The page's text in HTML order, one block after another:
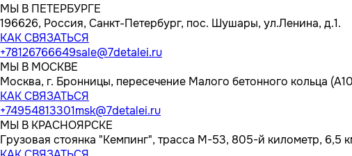
МЫ В ПЕТЕРБУРГЕ
196626, Россия, Санкт-Петербург, пос. Шушары, ул.Ленина, д.1.
КАК СВЯЗАТЬСЯ
+78126766649sale@7detalei.ru
МЫ В МОСКВЕ
Москва, г. Бронницы, пересечение Малого бетонного кольца
КАК СВЯЗАТЬСЯ
+74954813301msk@7detalei.ru
МЫ В КРАСНОЯРСКЕ
Грузовая стоянка "Кемпинг", трасса M-53, 805-й километр, 6,5